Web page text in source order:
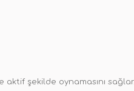
şekilde oynamasını